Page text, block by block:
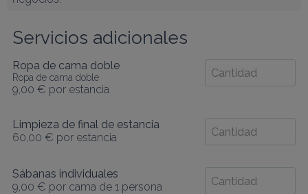
Servicios adicionales
Ropa de cama doble
Ropa de cama doble
9,00 € por estancia
Limpieza de final de estancia
60,00 € por estancia
Sábanas individuales
9,00 € por cama de 1 persona